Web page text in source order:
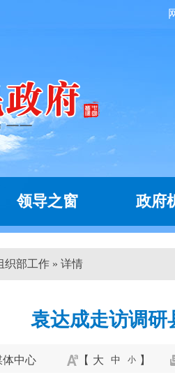
领导之窗 政府
织部工作 » 详情
袁达成走访调研
体中心 【 大 中 小 】